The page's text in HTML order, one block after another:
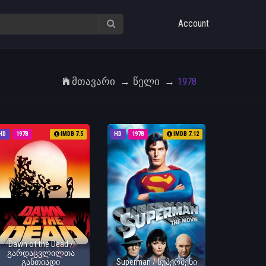
Account
Მთავარი Წელი 1978
1978 IMDB 7.5
Dawn of the Dead /
გარდაცვლილთა
განთიადი
HD 1978 IMDB 7.12
Superman / სუპერმენი